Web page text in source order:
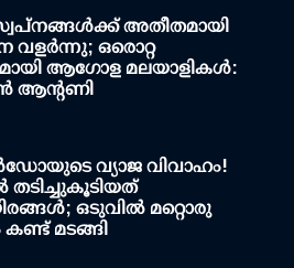
അതീതമായി
വളർന്നു; ഒരൊറ്റ
ആഗോള മലയാളികൾ:
ആന്റണി
വ്യാജ വിവാഹം!
തടിച്ചുകൂടിയത്
ഒടുവില്‍ മറ്റൊരു
കണ്ട് മടങ്ങി